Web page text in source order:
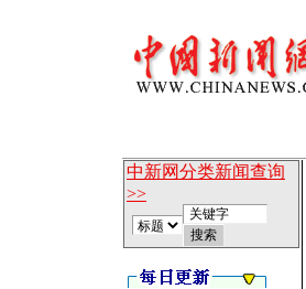
中新网分类新闻查询
>>